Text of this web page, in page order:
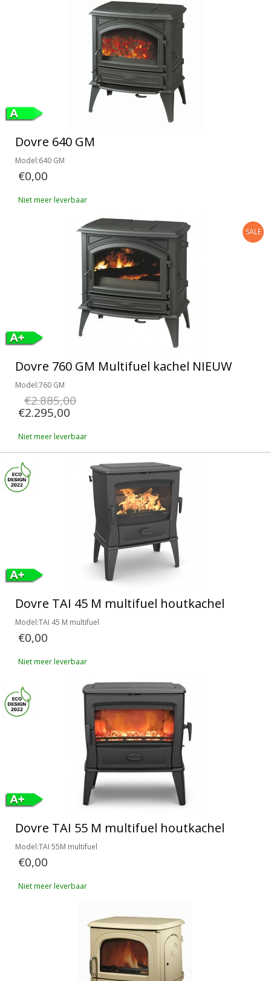
Dovre 640 GM
Model:640 GM
€0,00
Niet meer leverbaar
SALE
Dovre 760 GM Multifuel kachel NIEUW
Model:760 GM
€2.885,00
€2.295,00
Niet meer leverbaar
Dovre TAI 45 M multifuel houtkachel
Model:TAI 45 M multifuel
€0,00
Niet meer leverbaar
Dovre TAI 55 M multifuel houtkachel
Model:TAI 55M multifuel
€0,00
Niet meer leverbaar